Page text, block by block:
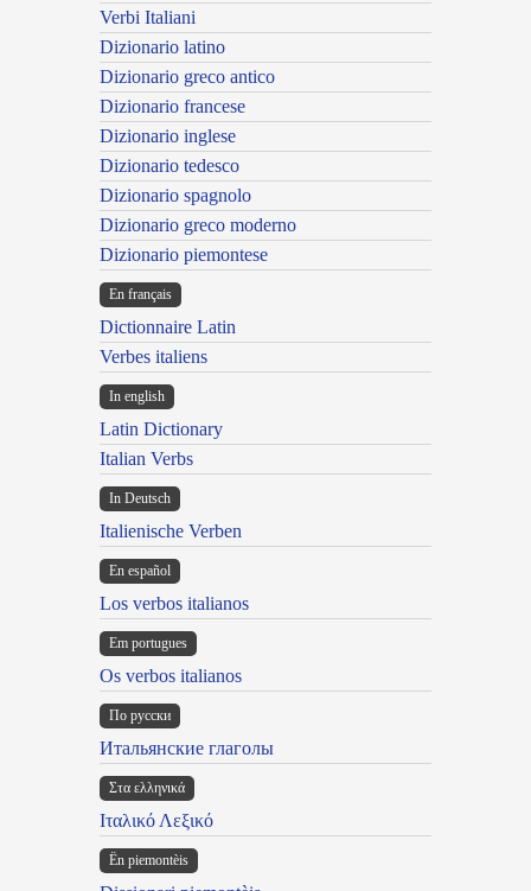
Verbi Italiani
Dizionario latino
Dizionario greco antico
Dizionario francese
Dizionario inglese
Dizionario tedesco
Dizionario spagnolo
Dizionario greco moderno
Dizionario piemontese
En français
Dictionnaire Latin
Verbes italiens
In english
Latin Dictionary
Italian Verbs
In Deutsch
Italienische Verben
En español
Los verbos italianos
Em portugues
Os verbos italianos
По русски
Итальянские глаголы
Στα ελληνικά
Ιταλικό Λεξικό
Ën piemontèis